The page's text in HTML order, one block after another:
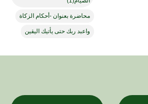
محاضرة بعنوان -أحكام الزكاة
واعبد ربك حتى يأتيك اليقين